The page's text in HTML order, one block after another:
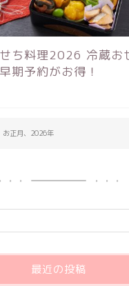
せち料理2026 冷蔵お
期予約がお得！
お正月、2026年
最近の投稿